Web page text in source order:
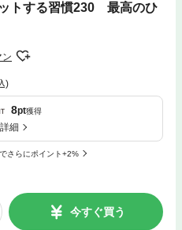
トする習慣230 最高のひ
ン
)
8pt獲得
細
さらにポイント+2%
今すぐ買う